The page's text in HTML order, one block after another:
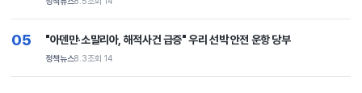
05 "아덴만·소말리아, 해적사건 급증" 우리 선박 안전 운항 당부
정책뉴스8.3조회 14